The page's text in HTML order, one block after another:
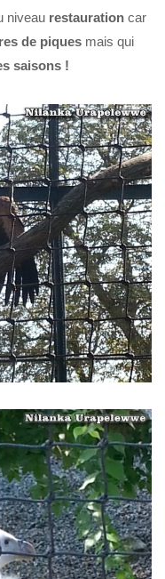
niveau restauration car
de piques mais qui
saisons !